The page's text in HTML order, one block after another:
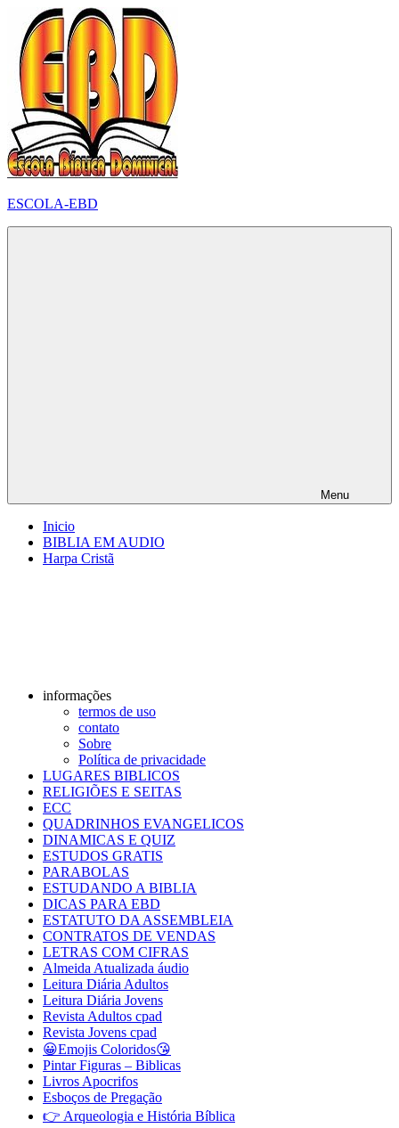
para
conteúdo
ESCOLA-EBD
Menu
Inicio
BIBLIA EM AUDIO
Harpa Cristã
informações
termos de uso
contato
Sobre
Política de privacidade
LUGARES BIBLICOS
RELIGIÕES E SEITAS
ECC
QUADRINHOS EVANGELICOS
DINAMICAS E QUIZ
ESTUDOS GRATIS
PARABOLAS
ESTUDANDO A BIBLIA
DICAS PARA EBD
ESTATUTO DA ASSEMBLEIA
CONTRATOS DE VENDAS
LETRAS COM CIFRAS
Almeida Atualizada áudio
Leitura Diária Adultos
Leitura Diária Jovens
Revista Adultos cpad
Revista Jovens cpad
😀Emojis Coloridos😘
Pintar Figuras – Biblicas
Livros Apocrifos
Esboços de Pregação
👉 Arqueologia e História Bíblica